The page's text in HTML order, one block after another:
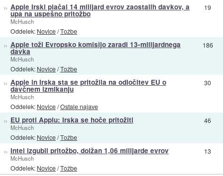
» Apple Irski plačal 14 milijard evrov zaostalih davkov, a
upa na uspešno pritožbo
McHusch
Oddelek: Novice/Tožbe
19
» Apple toži Evropsko komisijo zaradi 13-milijardnega
davka
McHusch
Oddelek: Novice/Tožbe
186
» Apple in Irska sta se pritožila na odločitev EU o
davčnem izmikanju
McHusch
Oddelek: Novice/Ostale najave
30
» EU proti Applu: Irska se hoče pritožiti
McHusch
Oddelek: Novice/Tožbe
46
» Intel izgubil pritožbo, dolžan 1,06 milijarde evrov
McHusch
Oddelek: Novice/Tožbe
13